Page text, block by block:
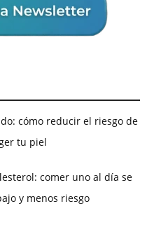
cómo reducir el riesgo de
tu piel
comer uno al día se
y menos riesgo